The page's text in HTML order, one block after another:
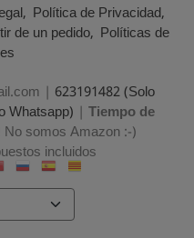
Política de Privacidad
de un pedido Políticas de
| 623191482 (Solo
Whatsapp) | Tiempo de
somos Amazon :-)
incluidos